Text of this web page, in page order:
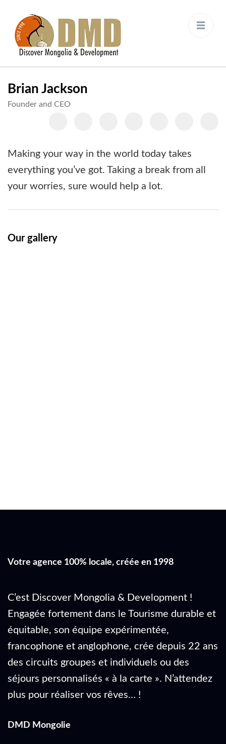
Brian Jackson
Founder and CEO
Making your way in the world today takes
everything you’ve got. Taking a break from all
your worries, sure would help a lot.
Our gallery
Votre agence 100% locale, créée en 1998
C’est Discover Mongolia & Development !
Engagée fortement dans le Tourisme durable et
équitable, son équipe expérimentée,
francophone et anglophone, crée depuis 22 ans
des circuits groupes et individuels ou des
séjours personnalisés « à la carte ». N’attendez
plus pour réaliser vos rêves… !
DMD Mongolie